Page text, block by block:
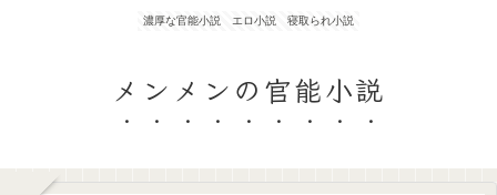
濃厚な官能小説 エロ小説 寝取られ小説
メンメンの官能小説